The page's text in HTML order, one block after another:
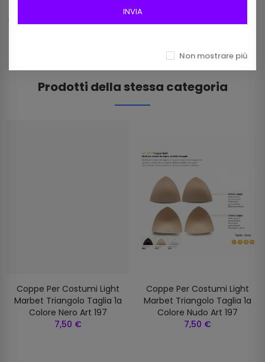
Prodotti della stessa categoria
Coppe Per Costumi Light
Marbet Triangolo Taglia 1a
Colore Nero Art 197
7,50 €
Coppe Per Costumi Light
Marbet Triangolo Taglia 1a
Colore Nudo Art 197
7,50 €
INVIA
Non mostrare più